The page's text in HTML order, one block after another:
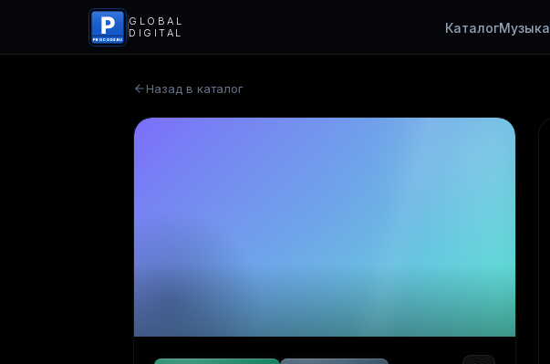
P
PROCODS.RU
GLOBAL
DIGITAL
КаталогМузыка
Назад в каталог